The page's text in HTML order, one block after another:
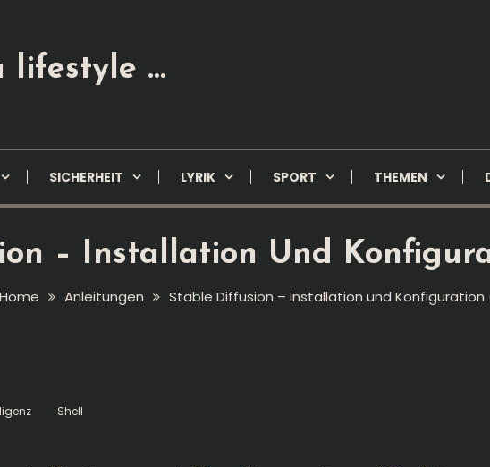
lifestyle …
SICHERHEIT LYRIK SPORT THEMEN
– Installation Und
Home Anleitungen Stable Diffusion – Installation und Konfiguration
Shell